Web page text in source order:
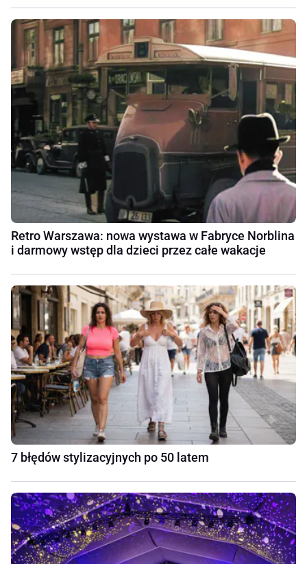
Retro Warszawa: nowa wystawa w Fabryce Norblina
i darmowy wstęp dla dzieci przez całe wakacje
7 błędów stylizacyjnych po 50 latem